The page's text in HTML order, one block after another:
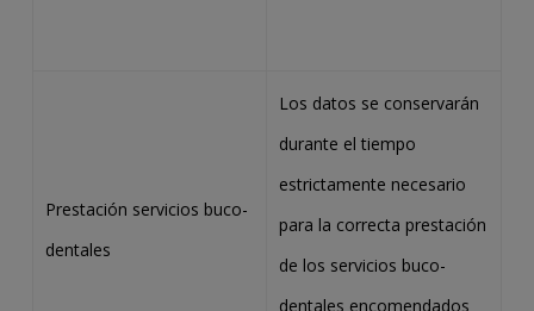
Prestación servicios buco-
dentales
Los datos se conservarán
durante el tiempo
estrictamente necesario
para la correcta prestación
de los servicios buco-
dentales encomendados